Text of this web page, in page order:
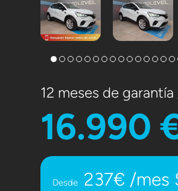
12 meses de
16.990
Desde 237€ /mes